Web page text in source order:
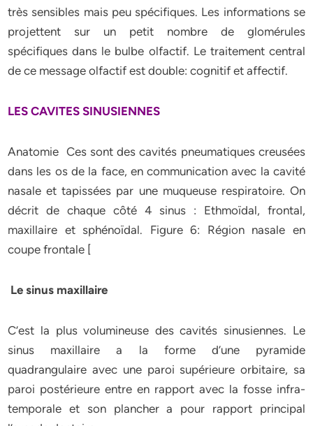
très sensibles mais peu spécifiques. Les informations se
projettent sur un petit nombre de glomérules
spécifiques dans le bulbe olfactif. Le traitement central
de ce message olfactif est double: cognitif et affectif.
LES CAVITES SINUSIENNES
Anatomie Ces sont des cavités pneumatiques creusées
dans les os de la face, en communication avec la cavité
nasale et tapissées par une muqueuse respiratoire. On
décrit de chaque côté 4 sinus : Ethmoïdal, frontal,
maxillaire et sphénoïdal. Figure 6: Région nasale en
coupe frontale [
Le sinus maxillaire
C’est la plus volumineuse des cavités sinusiennes. Le
sinus maxillaire a la forme d’une pyramide
quadrangulaire avec une paroi supérieure orbitaire, sa
paroi postérieure entre en rapport avec la fosse infra-
temporale et son plancher a pour rapport principal